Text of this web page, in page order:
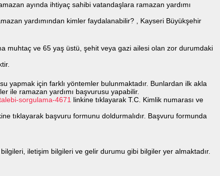
ayında ihtiyaç sahibi vatandaşlara ramazan yardımı
yardımından kimler faydalanabilir? , Kayseri Büyükşehir
muhtaç ve 65 yaş üstü, şehit veya gazi ailesi olan zor durumdaki
yapmak için farklı yöntemler bulunmaktadır. Bunlardan ilk akla
ile ramazan yardımı başvurusu yapabilir.
sorgulama-4671 linkine tıklayarak T.C. Kimlik numarası ve
tıklayarak başvuru formunu doldurmalıdır. Başvuru formunda
iletişim bilgileri ve gelir durumu gibi bilgiler yer almaktadır.